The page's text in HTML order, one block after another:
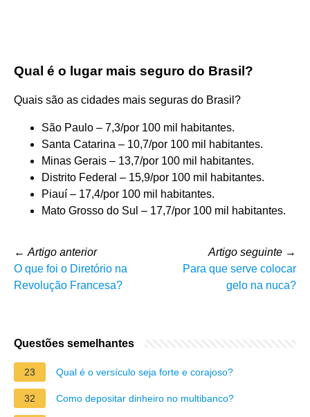
Qual é o lugar mais seguro do Brasil?
Quais são as cidades mais seguras do Brasil?
São Paulo – 7,3/por 100 mil habitantes.
Santa Catarina – 10,7/por 100 mil habitantes.
Minas Gerais – 13,7/por 100 mil habitantes.
Distrito Federal – 15,9/por 100 mil habitantes.
Piauí – 17,4/por 100 mil habitantes.
Mato Grosso do Sul – 17,7/por 100 mil habitantes.
← Artigo anterior
O que foi o Diretório na
Revolução Francesa?
Artigo seguinte →
Para que serve colocar
gelo na nuca?
Questões semelhantes
23 Qual é o versículo seja forte e corajoso?
32 Como depositar dinheiro no multibanco?